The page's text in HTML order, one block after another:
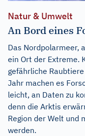
Natur & Umwelt
An Bord eines
Das Nordpolarmeer,
ein Ort der Extreme.
gefährliche
Jahr machen es
leicht, an Daten zu
denn die Arktis
Region der Welt und
werden.